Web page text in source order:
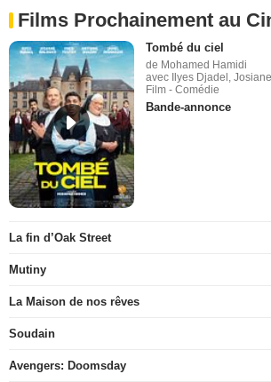
Films Prochainement au
Tombé du ciel
de Mohamed Hamidi
avec Ilyes Djadel,
Film - Comédie
Bande-annonce
La fin d’Oak Street
Mutiny
La Maison de nos rêves
Soudain
Avengers: Doomsday